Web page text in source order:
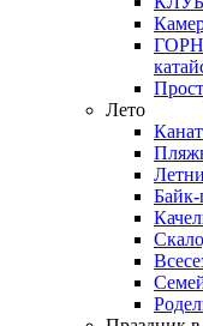
Лето
Байк-